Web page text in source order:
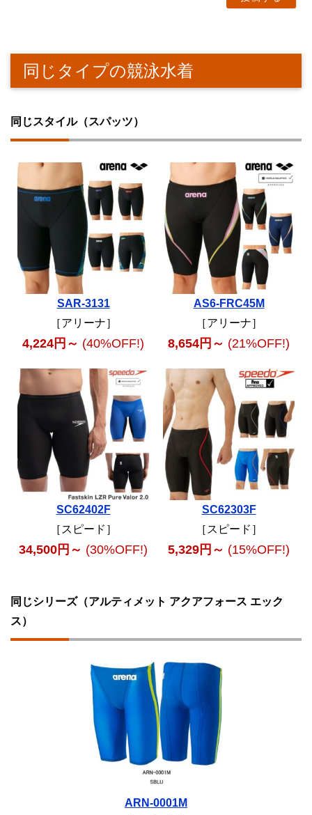
同じタイプの競泳水着
同じスタイル（スパッツ）
SAR-3131
［アリーナ］
4,224円～ (40%OFF!)
AS6-FRC45M
［アリーナ］
8,654円～ (21%OFF!)
SC62402F
［スピード］
34,500円～ (30%OFF!)
SC62303F
［スピード］
5,329円～ (15%OFF!)
同じシリーズ（アルティメット アクアフォース エック
ス）
ARN-0001M